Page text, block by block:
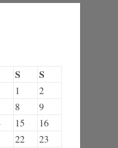
S S
1
2
8
9
15
16
22
23